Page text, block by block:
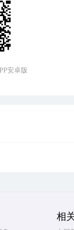
安卓版
相